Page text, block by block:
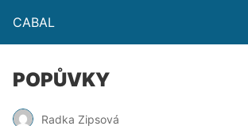
CABAL
POPŮVKY
Radka Zipsová